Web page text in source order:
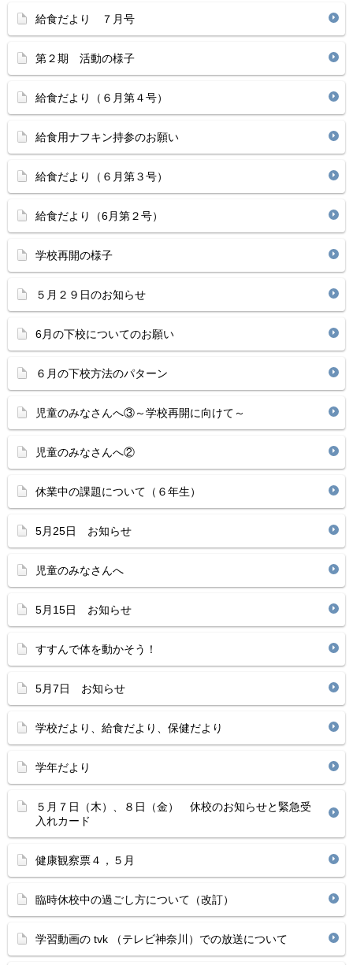
給食だより ７月号
第２期 活動の様子
給食だより（６月第４号）
給食用ナフキン持参のお願い
給食だより（６月第３号）
給食だより（6月第２号）
学校再開の様子
５月２９日のお知らせ
6月の下校についてのお願い
６月の下校方法のパターン
児童のみなさんへ③～学校再開に向けて～
児童のみなさんへ②
休業中の課題について（６年生）
5月25日 お知らせ
児童のみなさんへ
5月15日 お知らせ
すすんで体を動かそう！
5月7日 お知らせ
学校だより、給食だより、保健だより
学年だより
５月７日（木）、８日（金） 休校のお知らせと緊急受
入れカード
健康観察票４，５月
臨時休校中の過ごし方について（改訂）
学習動画の tvk （テレビ神奈川）での放送について